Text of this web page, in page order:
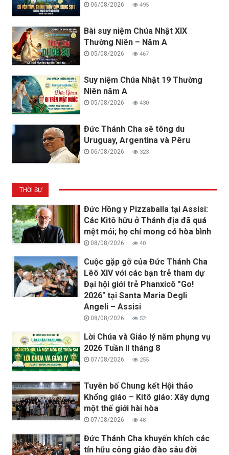
06/08/2026 495
Bài suy niệm Chúa Nhật XIX
Thường Niên – Năm A
05/08/2026 467
Suy niệm Chúa Nhật 19 Thường
Niên năm A
05/08/2026 430
Đức Thánh Cha sẽ tông du
Uruguay, Argentina và Pêru
06/08/2026 323
THỜI SỰ
Đức Hồng y Pizzaballa tại Assisi:
Các Kitô hữu ở Thánh địa đã quá
mệt mỏi; họ chỉ mong có hòa bình
08/08/2026 40
Cuộc gặp gỡ của Đức Thánh Cha
Lêô XIV với các bạn trẻ tham dự
Đại hội giới trẻ Phanxicô "Go!
2026" tại Santa Maria Degli
Angeli – Assisi
08/08/2026 52
Lời Chúa và Giáo lý năm phụng vụ
2026 Tuần II tháng 8
07/08/2026 255
Tuyên bố Chung kết Hội thảo
Khổng giáo – Kitô giáo: Xây dựng
một thế giới hài hòa
07/08/2026 48
Đức Thánh Cha khuyến khích các
tín hữu công giáo đào sâu đời